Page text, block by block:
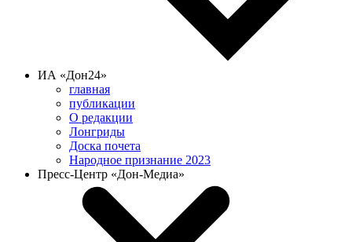
ИА «Дон24»
главная
публикации
О редакции
Лонгриды
Доска почета
Народное признание 2023
Пресс-Центр «Дон-Медиа»